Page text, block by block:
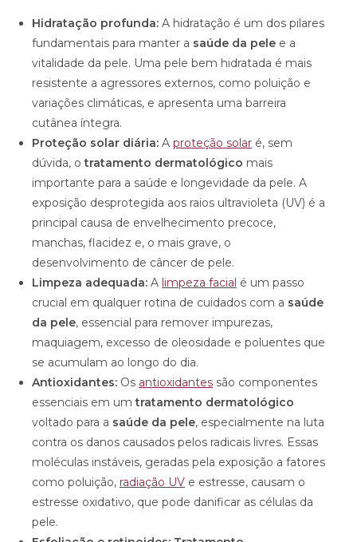
Hidratação profunda: A hidratação é um dos pilares
fundamentais para manter a saúde da pele e a
vitalidade da pele. Uma pele bem hidratada é mais
resistente a agressores externos, como poluição e
variações climáticas, e apresenta uma barreira
cutânea íntegra.
Proteção solar diária: A proteção solar é, sem
dúvida, otratamento dermatológico mais
importante para a saúde e longevidade da pele. A
exposição desprotegida aos raios ultravioleta (UV) é a
principal causa de envelhecimento precoce,
manchas, flacidez e, o mais grave, o
desenvolvimento de câncer de pele.
Limpeza adequada: A limpeza facial é um passo
crucial em qualquer rotina de cuidados com a saúde
da pele, essencial para remover impurezas,
maquiagem, excesso de oleosidade e poluentes que
se acumulam ao longo do dia.
Antioxidantes: Os antioxidantes são componentes
essenciais em umtratamento dermatológico
voltado para a saúde da pele, especialmente na luta
contra os danos causados pelos radicais livres. Essas
moléculas instáveis, geradas pela exposição a fatores
como poluição, radiação UV e estresse, causam o
estresse oxidativo, que pode danificar as células da
pele.